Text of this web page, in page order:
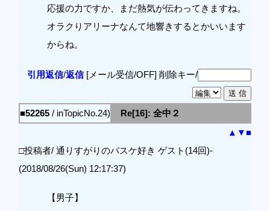
応援の力ですか、まだ熱気が伝わってきますね。
オラクりアリーナなんて地響きするとかいいます
からね。
引用返信/返信[メール受信/OFF] 削除キー/
■52265 / inTopicNo.24)
Re[16]: 全中２
▲ ▼■
□投稿者/ 通りすがりのバスケ好き ゲスト(14回)-
(2018/08/26(Sun) 12:17:37)
【男子】